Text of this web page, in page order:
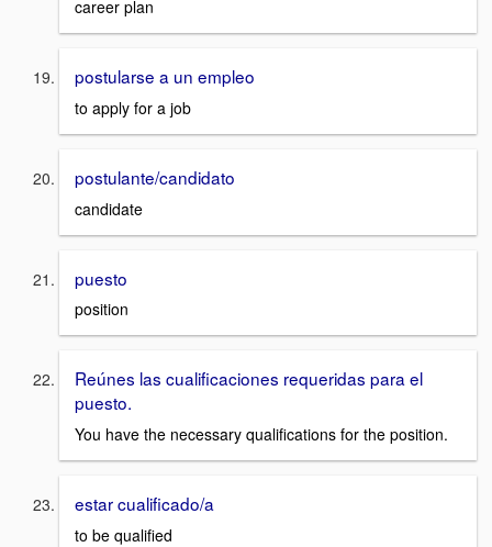
career plan
postularse a un empleo
to apply for a job
postulante/candidato
candidate
puesto
position
Reúnes las cualificaciones requeridas para el
puesto.
You have the necessary qualifications for the position.
estar cualificado/a
to be qualified